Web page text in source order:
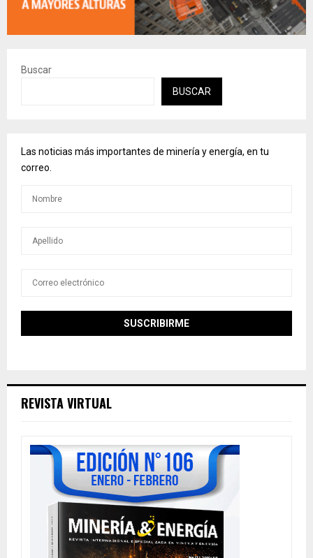
Buscar
BUSCAR
Las noticias más importantes de minería y energía, en tu
correo.
REVISTA VIRTUAL